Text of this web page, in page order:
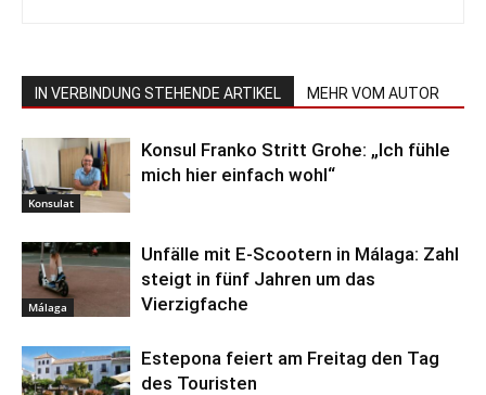
IN VERBINDUNG STEHENDE ARTIKEL MEHR VOM AUTOR
Konsulat
Konsul Franko Stritt Grohe: „Ich fühle
mich hier einfach wohl“
Málaga
Unfälle mit E-Scootern in Málaga: Zahl
steigt in fünf Jahren um das
Vierzigfache
Estepona feiert am Freitag den Tag
des Touristen